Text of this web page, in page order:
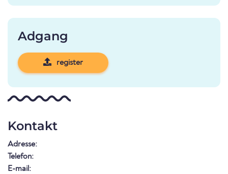
Adgang
register
Kontakt
Adresse:
Telefon:
E-mail: